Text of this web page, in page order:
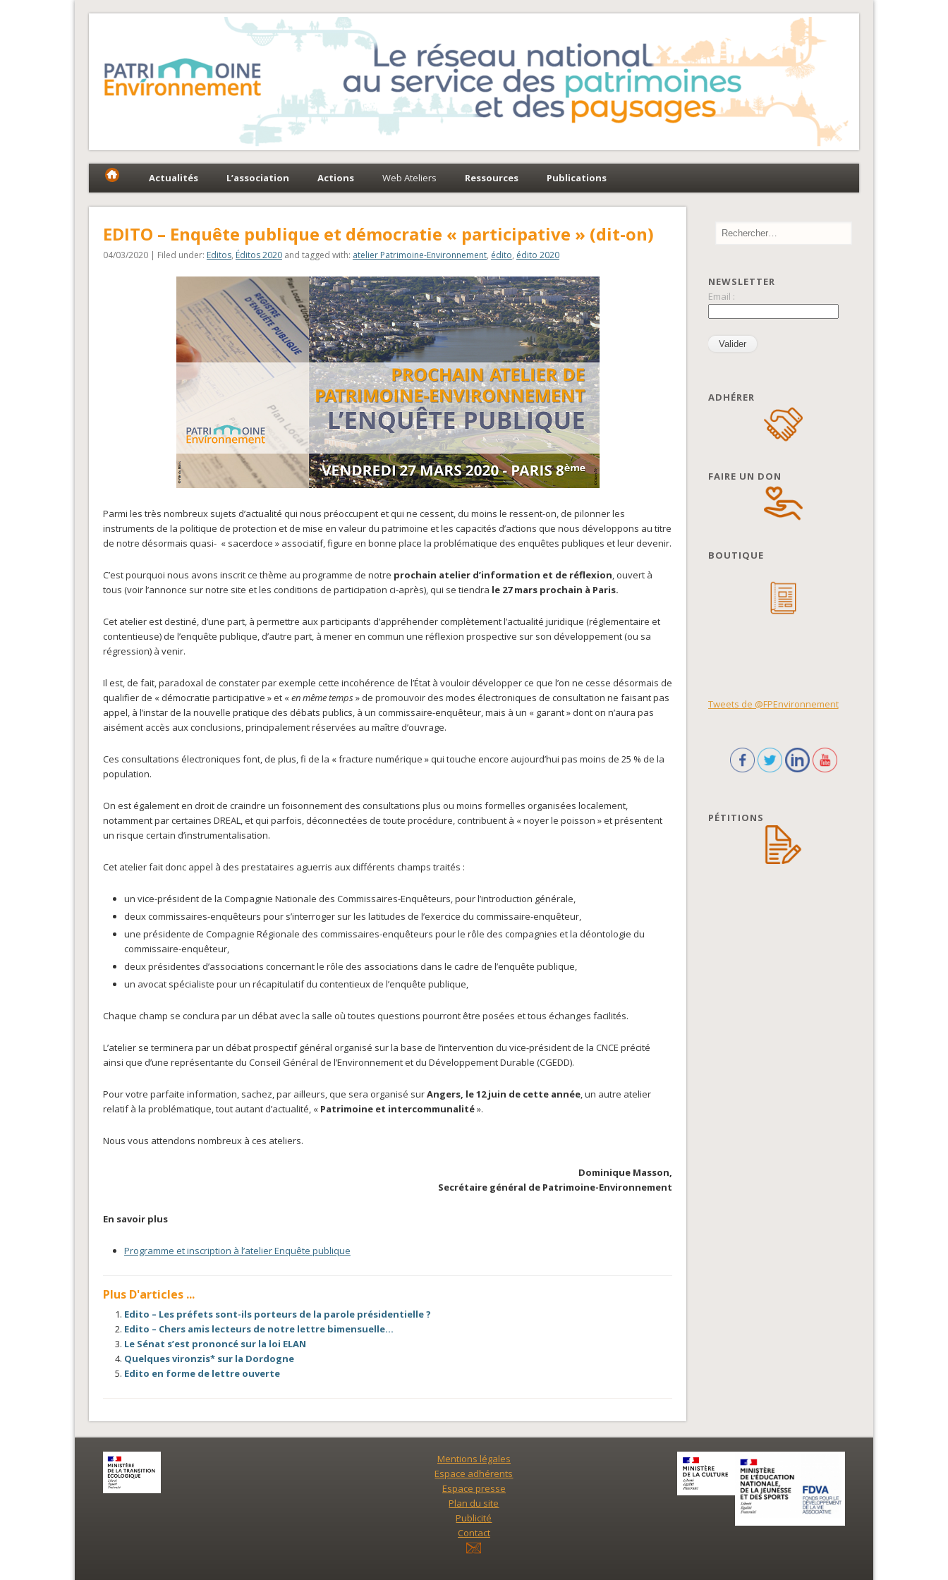
Fédération Patrimoine-Environnement
Actualités L’association Actions Web Ateliers Ressources Publications
EDITO – Enquête publique et démocratie « participative » (dit-on)
04/03/2020 | Filed under: Editos, Éditos 2020and tagged with: atelier Patrimoine-Environnement, édito, édito 2020
Parmi les très nombreux sujets d’actualité qui nous préoccupent et qui ne cessent, du moins le ressent-on, de pilonner les
instruments de la politique de protection et de mise en valeur du patrimoine et les capacités d’actions que nous développons au titre
de notre désormais quasi- « sacerdoce » associatif, figure en bonne place la problématique des enquêtes publiques et leur devenir.
C’est pourquoi nous avons inscrit ce thème au programme de notre prochain atelier d’information et de réflexion, ouvert à
tous (voir l’annonce sur notre site et les conditions de participation ci-après), qui se tiendra le 27 mars prochain à Paris.
Cet atelier est destiné, d’une part, à permettre aux participants d’appréhender complètement l’actualité juridique (réglementaire et
contentieuse) de l’enquête publique, d’autre part, à mener en commun une réflexion prospective sur son développement (ou sa
régression) à venir.
Il est, de fait, paradoxal de constater par exemple cette incohérence de l’État à vouloir développer ce que l’on ne cesse désormais de
qualifier de « démocratie participative » et «en même temps» de promouvoir des modes électroniques de consultation ne faisant pas
appel, à l’instar de la nouvelle pratique des débats publics, à un commissaire-enquêteur, mais à un « garant » dont on n’aura pas
aisément accès aux conclusions, principalement réservées au maître d’ouvrage.
Ces consultations électroniques font, de plus, fi de la « fracture numérique » qui touche encore aujourd’hui pas moins de 25 % de la
population.
On est également en droit de craindre un foisonnement des consultations plus ou moins formelles organisées localement,
notamment par certaines DREAL, et qui parfois, déconnectées de toute procédure, contribuent à « noyer le poisson » et présentent
un risque certain d’instrumentalisation.
Cet atelier fait donc appel à des prestataires aguerris aux différents champs traités :
un vice-président de la Compagnie Nationale des Commissaires-Enquêteurs, pour l’introduction générale,
deux commissaires-enquêteurs pour s’interroger sur les latitudes de l’exercice du commissaire-enquêteur,
une présidente de Compagnie Régionale des commissaires-enquêteurs pour le rôle des compagnies et la déontologie du
commissaire-enquêteur,
deux présidentes d’associations concernant le rôle des associations dans le cadre de l’enquête publique,
un avocat spécialiste pour un récapitulatif du contentieux de l’enquête publique,
Chaque champ se conclura par un débat avec la salle où toutes questions pourront être posées et tous échanges facilités.
L’atelier se terminera par un débat prospectif général organisé sur la base de l’intervention du vice-président de la CNCE précité
ainsi que d’une représentante du Conseil Général de l’Environnement et du Développement Durable (CGEDD).
Pour votre parfaite information, sachez, par ailleurs, que sera organisé surAngers, le 12 juin de cette année, un autre atelier
relatif à la problématique, tout autant d’actualité, « Patrimoine et intercommunalité».
Nous vous attendons nombreux à ces ateliers.
Dominique Masson,
Secrétaire général de Patrimoine-Environnement
En savoir plus
Programme et inscription à l’atelier Enquête publique
Plus D'articles ...
Edito – Les préfets sont-ils porteurs de la parole présidentielle ?
Edito – Chers amis lecteurs de notre lettre bimensuelle…
Le Sénat s’est prononcé sur la loi ELAN
Quelques vironzis* sur la Dordogne
Edito en forme de lettre ouverte
NEWSLETTER
Email :
ADHÉRER
FAIRE UN DON
BOUTIQUE
Tweets de @FPEnvironnement
PÉTITIONS
Mentions légales
Espace adhérents
Espace presse
Plan du site
Publicité
Contact